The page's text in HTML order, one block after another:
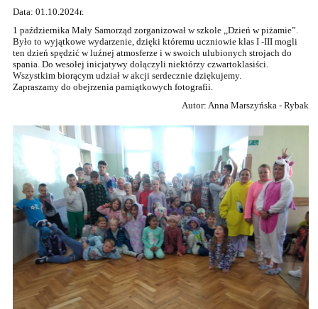
Data: 01.10.2024r.
1października Mały Samorząd zorganizował w szkole ,,Dzień w piżamie”.
Było to wyjątkowe wydarzenie, dzięki któremu uczniowie klas I -IIImogli
ten dzieńspędzić w luźnej atmosferze i w swoich ulubionychstrojachdo
spania . Do wesołej inicjatywy dołączyli niektórzyczwartoklasiści
Wszystkim biorącym udział w akcji serdecznie dziękujemy.
Zapraszamy do obejrzenia pamiątkowych fotografii.
Autor: Anna Marszyńska - Rybak